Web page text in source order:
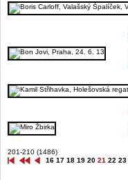
201-210 (1486)
16 17 18 19 20 21 22 23